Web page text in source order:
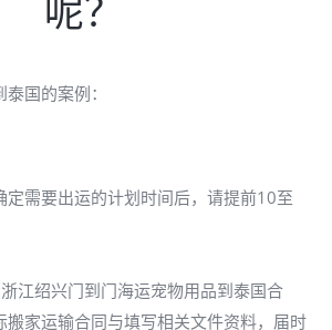
呢？
国的案例：
定需要出运的计划时间后，请提前10至
江绍兴门到门海运宠物用品到泰国合
搬家运输合同与填写相关文件资料，届时